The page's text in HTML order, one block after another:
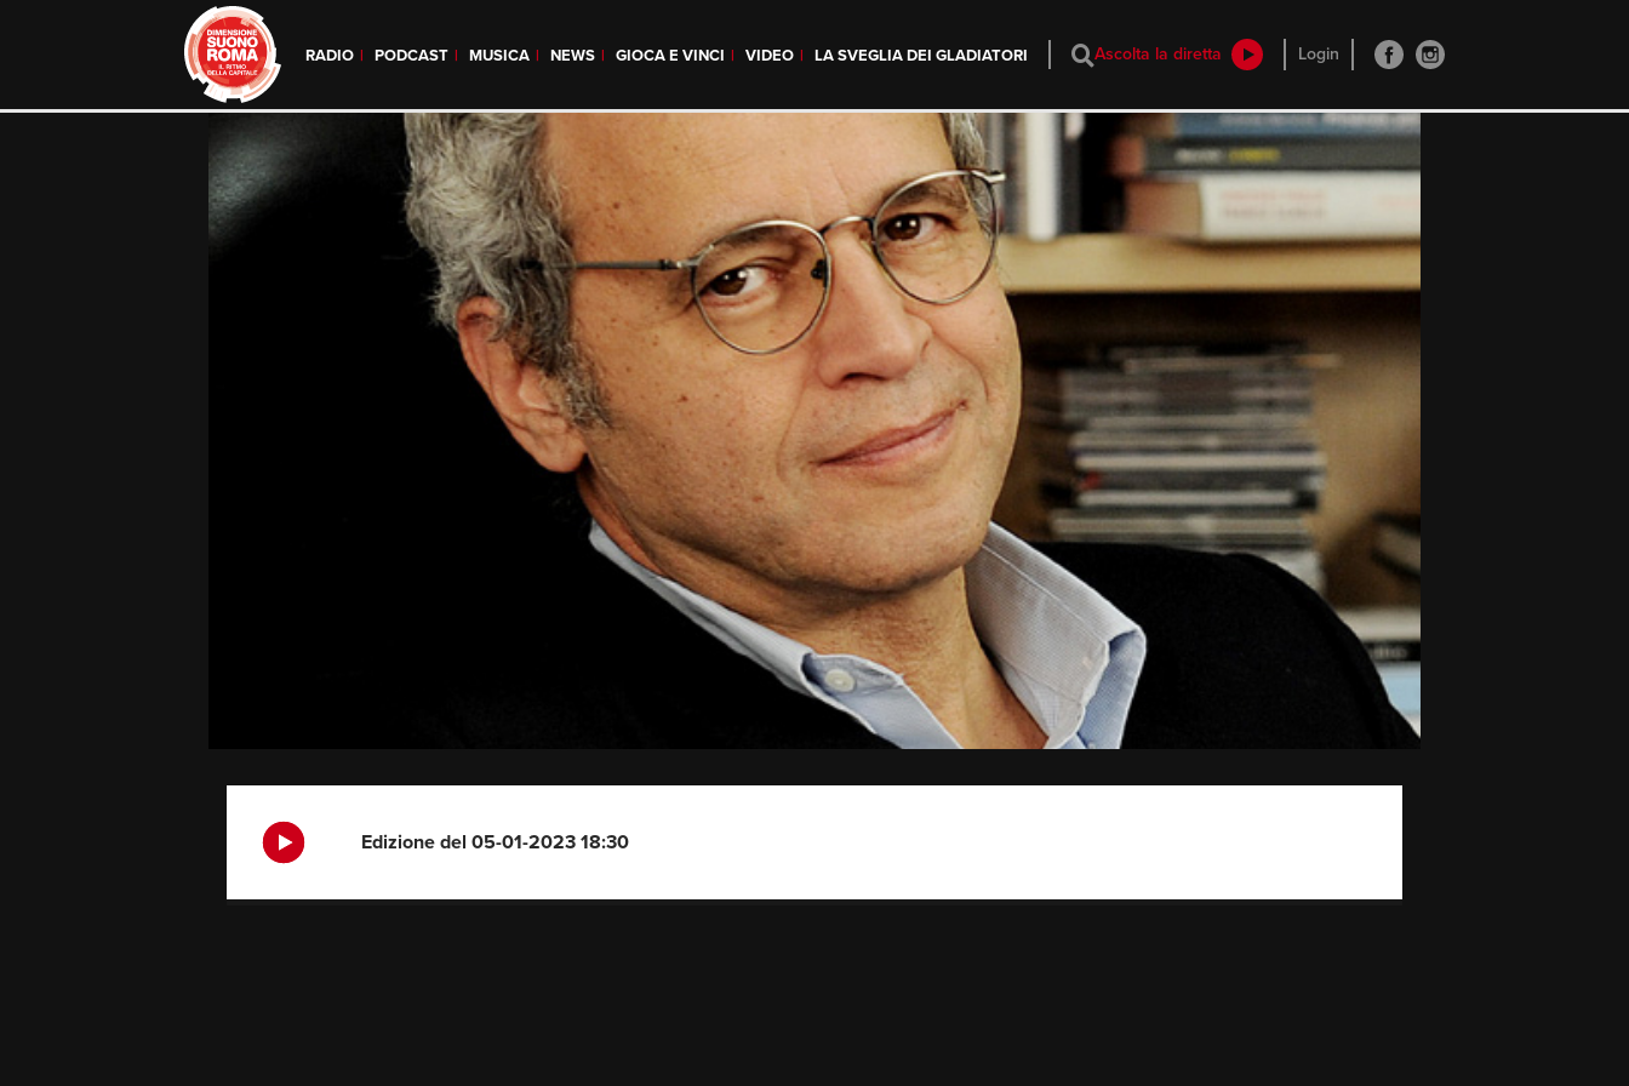
RADIO PODCAST MUSICA NEWS GIOCA E VINCI VIDEO LA SVEGLIA DEI GLADIATORI Ascolta la diretta Login
Edizione del 05-01-2023 18:30